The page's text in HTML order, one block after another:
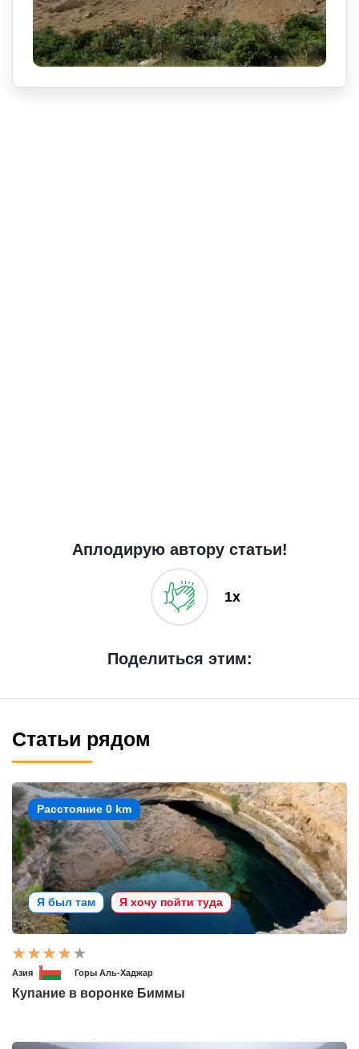
Аплодирую автору статьи!
1x
Поделиться этим:
Статьи рядом
Расстояние 0 km
Я был там Я хочу пойти туда
Азия Горы Аль-Хаджар
Купание в воронке Биммы